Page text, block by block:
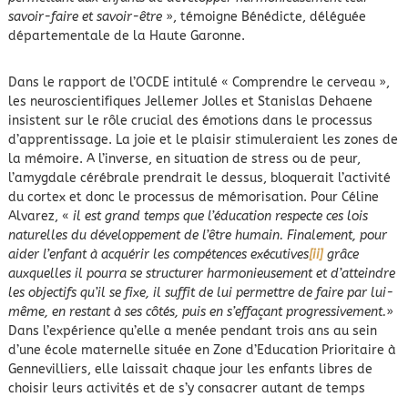
savoir-faire et savoir-être», témoigne Bénédicte, déléguée
départementale de la Haute Garonne.
Dans le rapport de l’OCDE intitulé « Comprendre le cerveau »,
les neuroscientifiques Jellemer Jolles et Stanislas Dehaene
insistent sur le rôle crucial des émotions dans le processus
d’apprentissage. La joie et le plaisir stimuleraient les zones de
la mémoire. A l’inverse, en situation de stress ou de peur,
l’amygdale cérébrale prendrait le dessus, bloquerait l’activité
du cortex et donc le processus de mémorisation. Pour Céline
Alvarez, « il est grand temps que l’éducation respecte ces lois
naturelles du développement de l’être humain. Finalement, pour
aider l’enfant à acquérir les compétences exécutives[ii]grâce
auxquelles il pourra se structurer harmonieusement et d’atteindre
les objectifs qu’il se fixe, il suffit de lui permettre de faire par lui-
même, en restant à ses côtés, puis en s’effaçant progressivement.»
Dans l’expérience qu’elle a menée pendant trois ans au sein
d’une école maternelle située en Zone d’Education Prioritaire à
Gennevilliers, elle laissait chaque jour les enfants libres de
choisir leurs activités et de s’y consacrer autant de temps